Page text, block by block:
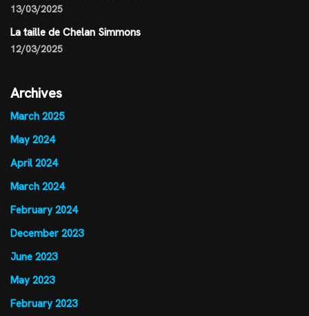
13/03/2025
La taille de Chelan Simmons
12/03/2025
Archives
March 2025
May 2024
April 2024
March 2024
February 2024
December 2023
June 2023
May 2023
February 2023